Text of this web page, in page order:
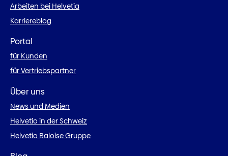
Arbeiten bei Helvetia
Karriereblog
Portal
für Kunden
für Vertriebspartner
Über uns
News und Medien
Helvetia in der Schweiz
Helvetia Baloise Gruppe